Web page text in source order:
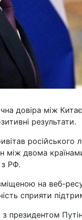
довіра між
результати.
між двома
з РФ.
на веб-
сприяти
з президентом